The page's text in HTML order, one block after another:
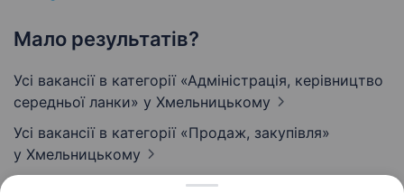
Мало результатів?
Усі вакансії в категорії «Адмiнiстрацiя, керівництво
середньої ланки» у Хмельницькому
Усі вакансії в категорії «Продаж, закупівля»
у Хмельницькому